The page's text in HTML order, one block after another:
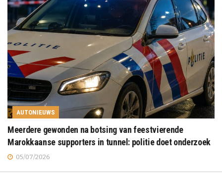
AUTONIEUWS
Meerdere gewonden na botsing van feestvierende
Marokkaanse supporters in tunnel: politie doet onderzoek
05/07/2026